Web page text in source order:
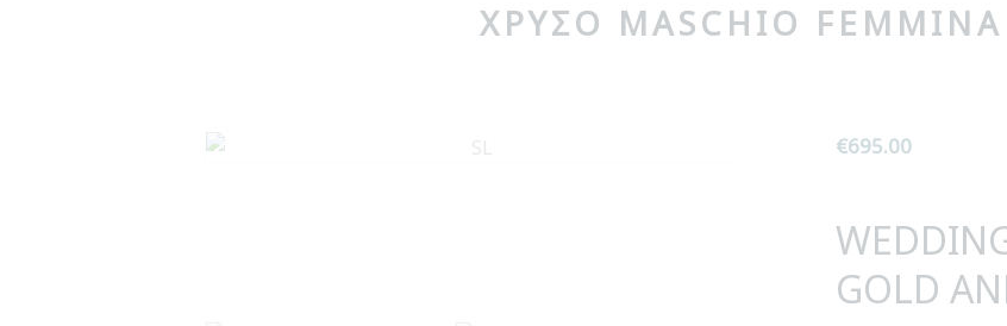
ΧΡΥΣΌ MASCHIO FEMMINA
€695.00
GOLD